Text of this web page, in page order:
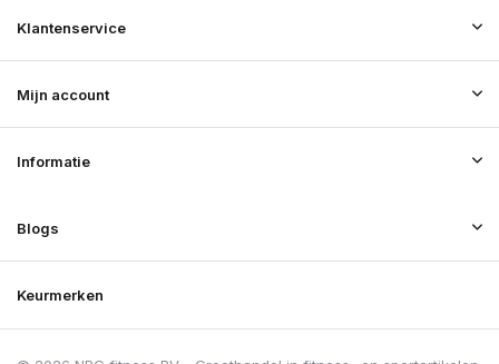
Klantenservice
Mijn account
Informatie
Blogs
Keurmerken